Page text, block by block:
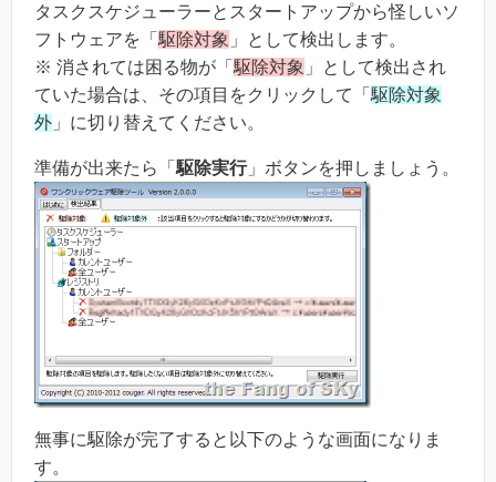
タスクスケジューラーとスタートアップから怪しいソ
フトウェアを「 駆除対象 」として検出します。
※ 消されては困る物が「 駆除対象 」として検出され
ていた場合は、その項目をクリックして「 駆除対象
外 」に切り替えてください。
準備が出来たら「 駆除実行」ボタンを押しましょう。
無事に駆除が完了すると以下のような画面になりま
す。